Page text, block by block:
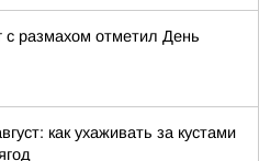
с размахом отметил День
как ухаживать за кустами